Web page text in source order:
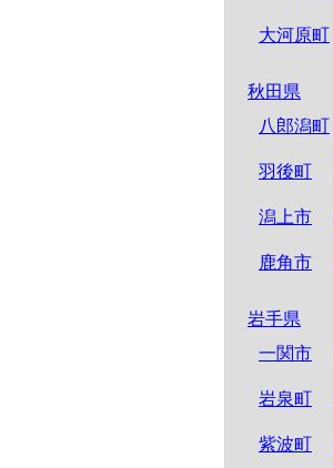
大河原町
秋田県
八郎潟町
羽後町
潟上市
鹿角市
岩手県
一関市
岩泉町
紫波町